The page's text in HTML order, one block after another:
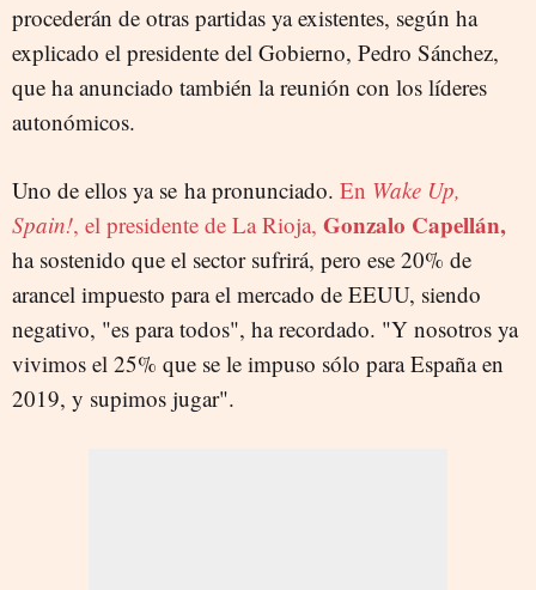
procederán de otras partidas ya existentes, según ha
explicado el presidente del Gobierno, Pedro Sánchez,
que ha anunciado también la reunión con los líderes
autonómicos.
Uno de ellos ya se ha pronunciado. En Wake Up,
Spain!, el presidente de La Rioja, Gonzalo Capellán,
ha sostenido que el sector sufrirá, pero ese 20% de
arancel impuesto para el mercado de EEUU, siendo
negativo, "es para todos", ha recordado. "Y nosotros ya
vivimos el 25% que se le impuso sólo para España en
2019, y supimos jugar".